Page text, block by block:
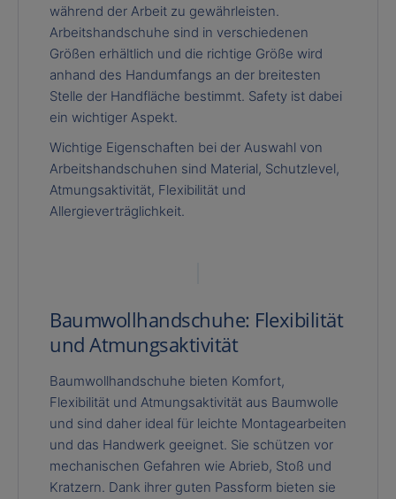
während der Arbeit zu gewährleisten.
Arbeitshandschuhe sind in verschiedenen
Größen erhältlich und die richtige Größe wird
anhand des Handumfangs an der breitesten
Stelle der Handfläche bestimmt. Safety ist dabei
ein wichtiger Aspekt.
Wichtige Eigenschaften bei der Auswahl von
Arbeitshandschuhen sind Material, Schutzlevel,
Atmungsaktivität, Flexibilität und
Allergieverträglichkeit.
Baumwollhandschuhe: Flexibilität
und Atmungsaktivität
Baumwollhandschuhe bieten Komfort,
Flexibilität und Atmungsaktivität aus Baumwolle
und sind daher ideal für leichte Montagearbeiten
und das Handwerk geeignet. Sie schützen vor
mechanischen Gefahren wie Abrieb, Stoß und
Kratzern. Dank ihrer guten Passform bieten sie